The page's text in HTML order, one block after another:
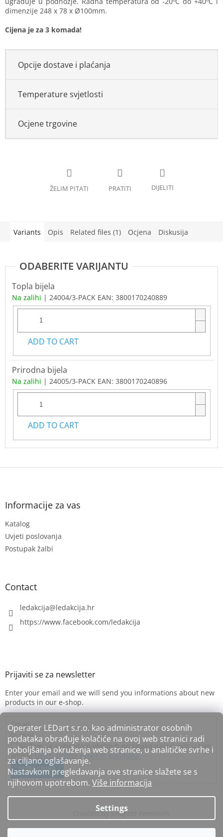
Operater LEDart s.r.o. kao administrator osobnih
podataka obrađuje kolačiće na ovoj web stranici radi
poboljšanja okruženja web stranice, u analitičke svrhe i
za ciljano oglašavanje.
Nastavkom pregledavanja ove stranice slažete se s
njihovom upotrebom. Više informacija
Settings
dimenzije 248 x 78 x Ø100mm.
Cijena je za 3 komada!
Opcije dostave i plaćanja
Temperature svjetlosti
Ocjene trgovine
Variants Opis Related files (1) Ocjena Diskusija
Topla bijela
Na zalihi | 24004/3-PACK EAN: 3800170240889
ADD TO CART
Prirodna bijela
Na zalihi | 24005/3-PACK EAN: 3800170240896
ADD TO CART
F
Informacije za vas
Katalog
Uvjeti poslovanja
Postupak žalbi
Contact
ledakcija@ledakcija.hr
https://www.facebook.com/ledakcija
Enter your email and we will send you informations about new
products in our e-shop.
Email
Slažem se s obradom osobnih podataka navedenih u tom
smisluUvjeti zaštite osobnih podataka.
SUBSCRIBE
Created by Shoptet Premium